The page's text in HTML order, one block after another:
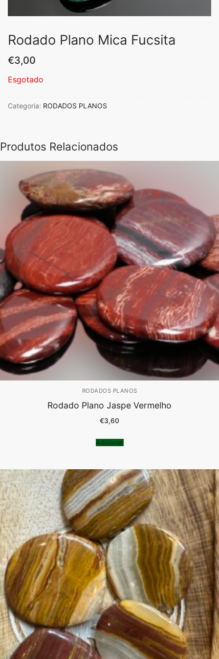
Rodado Plano Mica Fucsita
€3,00
Esgotado
Categoria: RODADOS PLANOS
Produtos Relacionados
RODADOS PLANOS
Rodado Plano Jaspe Vermelho
€3,60
Adicionar